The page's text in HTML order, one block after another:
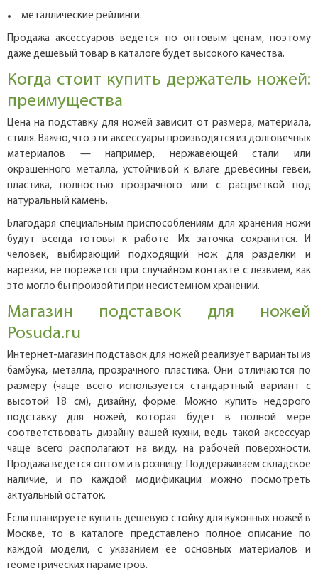
металлические рейлинги.
Продажа аксессуаров ведется по оптовым ценам, поэтому
даже дешевый товар в каталоге будет высокого качества.
Когда стоит купить держатель ножей:
преимущества
Цена на подставку для ножей зависит от размера, материала,
стиля. Важно, что эти аксессуары производятся из долговечных
материалов — например, нержавеющей стали или
окрашенного металла, устойчивой к влаге древесины гевеи,
пластика, полностью прозрачного или с расцветкой под
натуральный камень.
Благодаря специальным приспособлениям для хранения ножи
будут всегда готовы к работе. Их заточка сохранится. И
человек, выбирающий подходящий нож для разделки и
нарезки, не порежется при случайном контакте с лезвием, как
это могло бы произойти при несистемном хранении.
Магазин подставок для ножей
Posuda.ru
Интернет-магазин подставок для ножей реализует варианты из
бамбука, металла, прозрачного пластика. Они отличаются по
размеру (чаще всего используется стандартный вариант с
высотой 18 см), дизайну, форме. Можно купить недорого
подставку для ножей, которая будет в полной мере
соответствовать дизайну вашей кухни, ведь такой аксессуар
чаще всего располагают на виду, на рабочей поверхности.
Продажа ведется оптом и в розницу. Поддерживаем складское
наличие, и по каждой модификации можно посмотреть
актуальный остаток.
Если планируете купить дешевую стойку для кухонных ножей в
Москве, то в каталоге представлено полное описание по
каждой модели, с указанием ее основных материалов и
геометрических параметров.